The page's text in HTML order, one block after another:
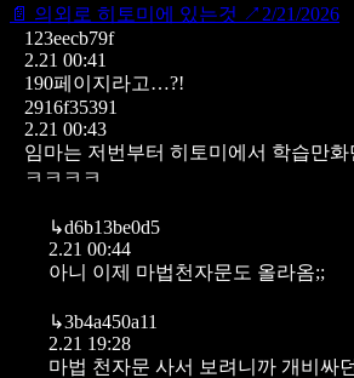
📄 의외로 히토미에 있는것 ↗ 2/21/2026
123eecb79f
2.21 00:41
190페이지라고…?!
2916f35391
2.21 00:43
임마는 저번부터 히토미에서 학습만
ㅋㅋㅋㅋ
↳d6b13be0d5
2.21 00:44
아니 이제 마법천자문도 올라옴;;
↳3b4a450a11
2.21 19:28
마법 천자문 사서 보려니까 개비싸